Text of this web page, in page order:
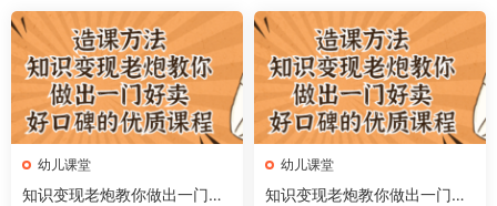
幼儿课堂
知识变现老炮教你做出一门好
幼儿课堂
知识变现老炮教你做出一门好